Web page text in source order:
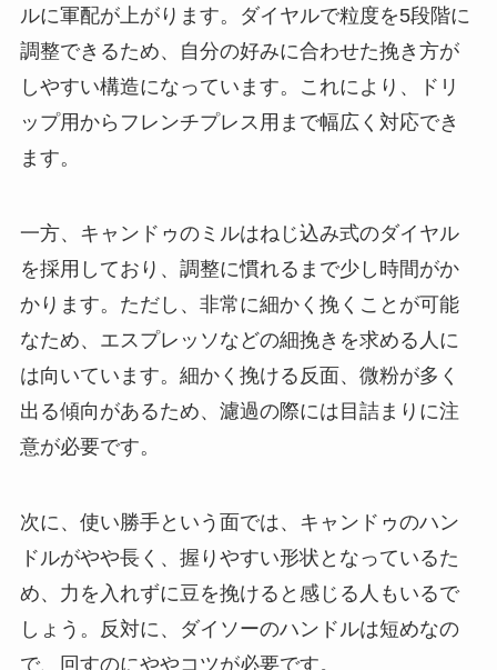
ルに軍配が上がります。ダイヤルで粒度を5段階に
調整できるため、自分の好みに合わせた挽き方が
しやすい構造になっています。これにより、ドリ
ップ用からフレンチプレス用まで幅広く対応でき
ます。
一方、キャンドゥのミルはねじ込み式のダイヤル
を採用しており、調整に慣れるまで少し時間がか
かります。ただし、非常に細かく挽くことが可能
なため、エスプレッソなどの細挽きを求める人に
は向いています。細かく挽ける反面、微粉が多く
出る傾向があるため、濾過の際には目詰まりに注
意が必要です。
次に、使い勝手という面では、キャンドゥのハン
ドルがやや長く、握りやすい形状となっているた
め、力を入れずに豆を挽けると感じる人もいるで
しょう。反対に、ダイソーのハンドルは短めなの
で、回すのにややコツが必要です。